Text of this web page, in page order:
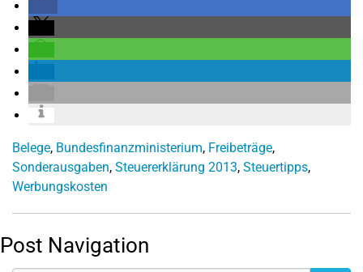
Belege, Bundesfinanzministerium, Freibeträge,
Sonderausgaben, Steuererklärung 2013, Steuertipps,
Werbungskosten
Post Navigation